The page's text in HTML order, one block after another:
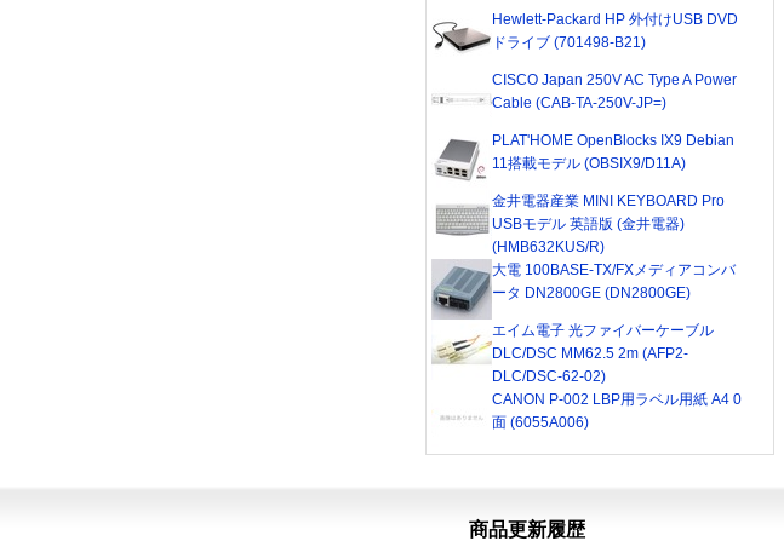
Hewlett-Packard HP 外付けUSB DVD
ドライブ (701498-B21)
CISCO Japan 250V AC Type A Power
Cable (CAB-TA-250V-JP=)
PLAT'HOME OpenBlocks IX9 Debian
11搭載モデル (OBSIX9/D11A)
金井電器産業 MINI KEYBOARD Pro
USBモデル 英語版 (金井電器)
(HMB632KUS/R)
大電 100BASE-TX/FXメディアコンバ
ータ DN2800GE (DN2800GE)
エイム電子 光ファイバーケーブル
DLC/DSC MM62.5 2m (AFP2-
DLC/DSC-62-02)
CANON P-002 LBP用ラベル用紙 A4 0
面 (6055A006)
商品更新履歴